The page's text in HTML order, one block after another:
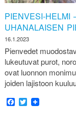
PIENVESI-HELMI
UHANALAISEN
16.1.2023
Pienvedet
lukeutuvat purot,
ovat luonnon
joiden lajistoon
Facebook
Twitter